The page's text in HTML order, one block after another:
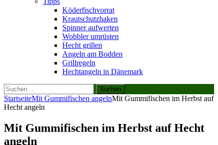
Köderfischvorrat
Krautschutzhaken
Spinner aufwerten
Wobbler umrüsten
Hecht grillen
Angeln am Bodden
Grillregeln
Hechtangeln in Dänemark
Suchen
nach:
StartseiteMit Gummifischen angelnMit Gummifischen im Herbst auf
Hecht angeln
Mit Gummifischen im Herbst auf Hecht
angeln